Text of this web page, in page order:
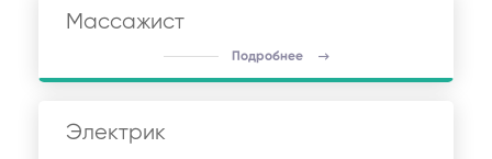
Массажист
Подробнее
Электрик